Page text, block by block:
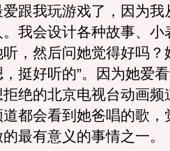
我玩游戏了，因为我
我会设计各种故事、小
，然后问她觉得好吗？
，挺好听的”。因为她爱
绝的北京电视台动画频
都会看到她爸唱的歌，
最有意义的事情之一。